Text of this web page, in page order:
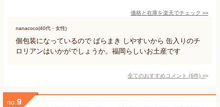
価格と在庫を楽天でチェック >>
nanacoco(40代・女性)
個包装になっているので ばらまき しやすいから 缶入りのチ
ロリアンはいかがでしょうか。福岡らしいお土産です
全てのおすすめコメント (6件) >
no. 9